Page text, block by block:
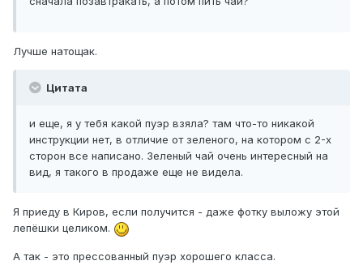
Лучше натощак.
Цитата
и еще, я у тебя какой пуэр взяла? там что-то никакой
инструкции нет, в отличие от зеленого, на котором с 2-х
сторон все написано. Зеленый чай очень интересный на
вид, я такого в продаже еще не видела.
Я приеду в Киров, если получится - даже фотку выложу этой
лепёшки целиком.
А так - это прессованный пуэр хорошего класса.